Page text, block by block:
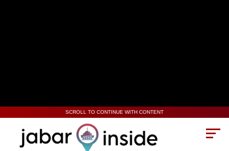
SCROLL TO CONTINUE WITH CONTENT